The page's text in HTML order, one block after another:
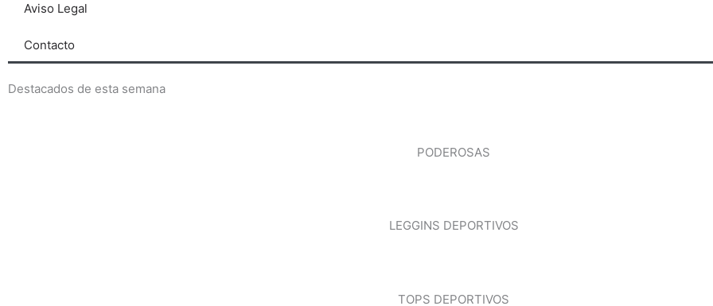
Aviso Legal
Contacto
Destacados de esta semana
PODEROSAS
LEGGINS DEPORTIVOS
TOPS DEPORTIVOS